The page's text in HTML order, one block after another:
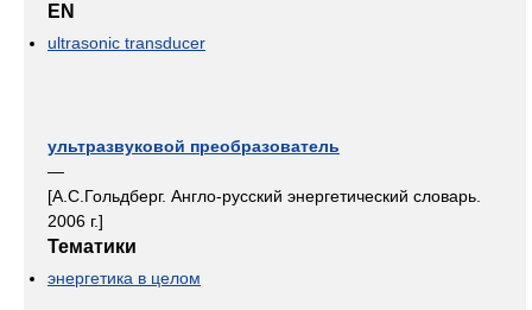
EN
ultrasonic transducer
ультразвуковой преобразователь
—
[А.С.Гольдберг. Англо-русский энергетический словарь.
2006 г.]
Тематики
энергетика в целом